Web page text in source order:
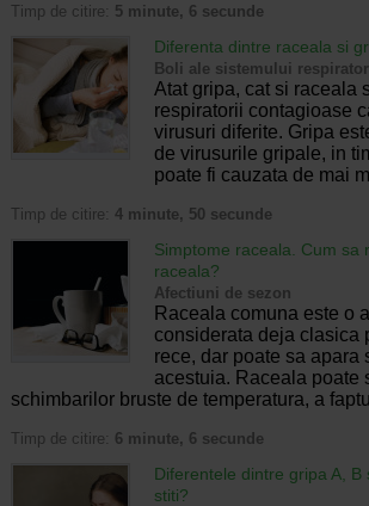
Timp de citire: 5 minute, 6 secunde
Diferenta dintre raceala si
Boli ale sistemului respirator
Atat gripa, cat si raceala
respiratorii contagioase
virusuri diferite. Gripa
de virusurile gripale, in
poate fi cauzata de mai
Timp de citire: 4 minute, 50 secunde
Simptome raceala. Cum sa
raceala?
Afectiuni de sezon
Raceala comuna este o
considerata deja clasica
rece, dar poate sa apara
acestuia. Raceala poate
schimbarilor bruste de temperatura, a
Timp de citire: 6 minute, 6 secunde
Diferentele dintre gripa A, B
stiti?